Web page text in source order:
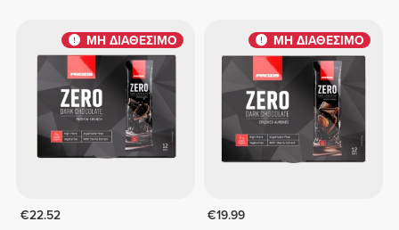
ΜΗ ΔΙΑΘΕΣΙΜΟ
€22.52
ΜΗ ΔΙΑΘΕΣΙΜΟ
€19.99